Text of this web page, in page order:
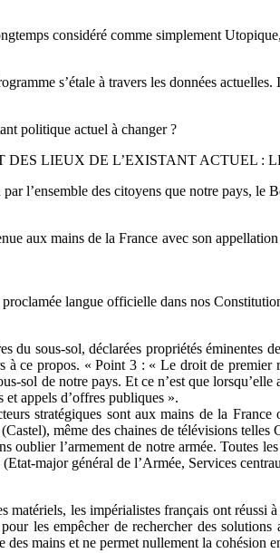
considéré comme simplement
s’étale à travers les données
politique actuel à changer ?
DES LIEUX DE L’EXISTANT ACTUEL :
l’ensemble des citoyens que notre pays,
aux mains de la France avec son
langue officielle dans nos
du sous-sol, déclarées propriétés
à ce propos. « Point 3 : « Le droit de premier
sol de notre pays. Et ce n’est que
et appels d’offres publiques ».
stratégiques sont aux mains de la
même des chaines de télévisions
oublier l’armement de notre armée. Toutes
major général de l’Armée, Services
matériels, les impérialistes français ont réussi
les empêcher de rechercher des
des mains et ne permet nullement la cohésion